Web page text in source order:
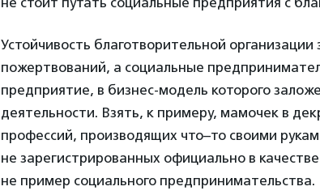
Устойчивость благотворительной организации
пожертвований, а социальные
предприятие, в бизнес-модель которого
деятельности. Взять, к примеру, мамочек в
профессий, производящих что–то своими
не зарегистрированных официально в
не пример социального предпринимательства.